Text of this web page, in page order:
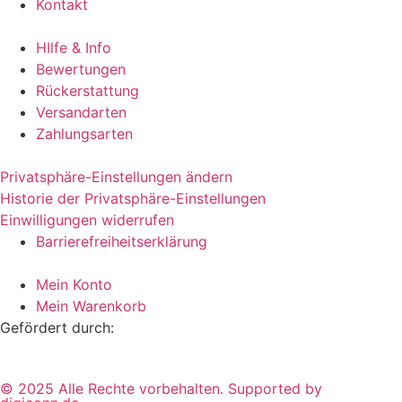
Kontakt
HIlfe & Info
Bewertungen
Rückerstattung
Versandarten
Zahlungsarten
Privatsphäre-Einstellungen ändern
Historie der Privatsphäre-Einstellungen
Einwilligungen widerrufen
Barrierefreiheitserklärung
Mein Konto
Mein Warenkorb
Gefördert durch:
© 2025 Alle Rechte vorbehalten. Supported by